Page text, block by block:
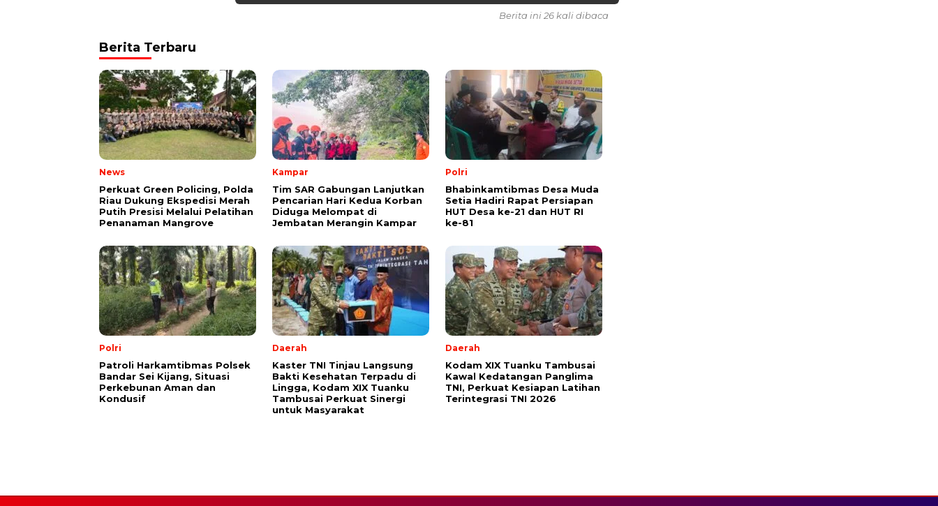
Berita ini 26 kali dibaca
Berita Terbaru
News
Perkuat Green Policing, Polda
Riau Dukung Ekspedisi Merah
Putih Presisi Melalui Pelatihan
Penanaman Mangrove
Kampar
Tim SAR Gabungan Lanjutkan
Pencarian Hari Kedua Korban
Diduga Melompat di
Jembatan Merangin Kampar
Polri
Bhabinkamtibmas Desa Muda
Setia Hadiri Rapat Persiapan
HUT Desa ke-21 dan HUT RI
ke-81
Polri
Patroli Harkamtibmas Polsek
Bandar Sei Kijang, Situasi
Perkebunan Aman dan
Kondusif
Daerah
Kaster TNI Tinjau Langsung
Bakti Kesehatan Terpadu di
Lingga, Kodam XIX Tuanku
Tambusai Perkuat Sinergi
untuk Masyarakat
Daerah
Kodam XIX Tuanku Tambusai
Kawal Kedatangan Panglima
TNI, Perkuat Kesiapan Latihan
Terintegrasi TNI 2026